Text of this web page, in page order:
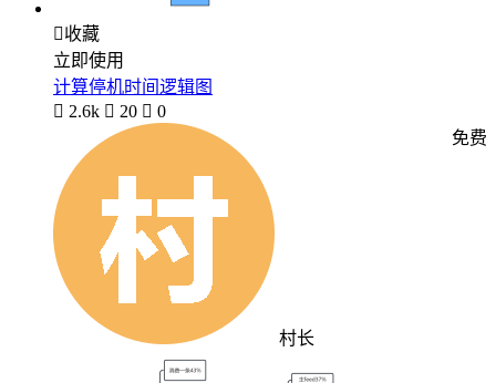
收藏
立即使用
计算停机时间逻辑图
 2.6k  20  0
村长
免费